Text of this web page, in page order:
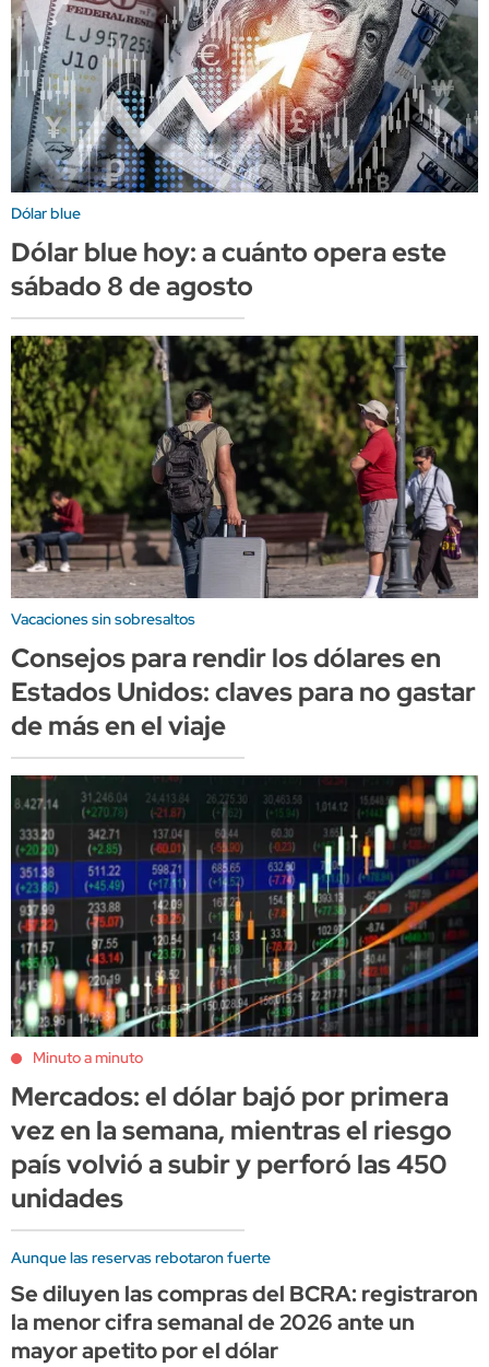
Dólar blue
Dólar blue hoy: a cuánto opera este
sábado 8 de agosto
Vacaciones sin sobresaltos
Consejos para rendir los dólares en
Estados Unidos: claves para no gastar
de más en el viaje
Minuto a minuto
Mercados: el dólar bajó por primera
vez en la semana, mientras el riesgo
país volvió a subir y perforó las 450
unidades
Aunque las reservas rebotaron fuerte
Se diluyen las compras del BCRA: registraron
la menor cifra semanal de 2026 ante un
mayor apetito por el dólar